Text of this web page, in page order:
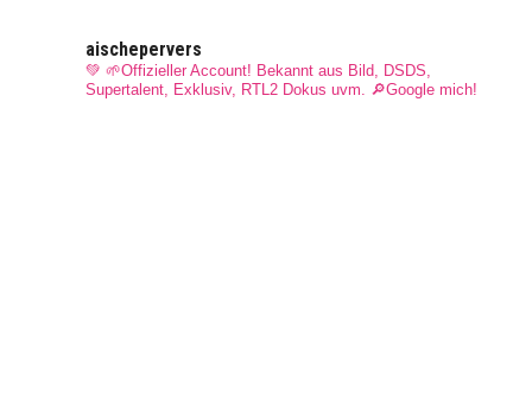
aischepervers
💚 🌱Offizieller Account! Bekannt aus Bild, DSDS,
Supertalent, Exklusiv, RTL2 Dokus uvm.
🔎Google mich!